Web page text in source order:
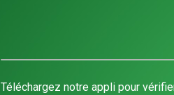
Téléchargez notre appli pour